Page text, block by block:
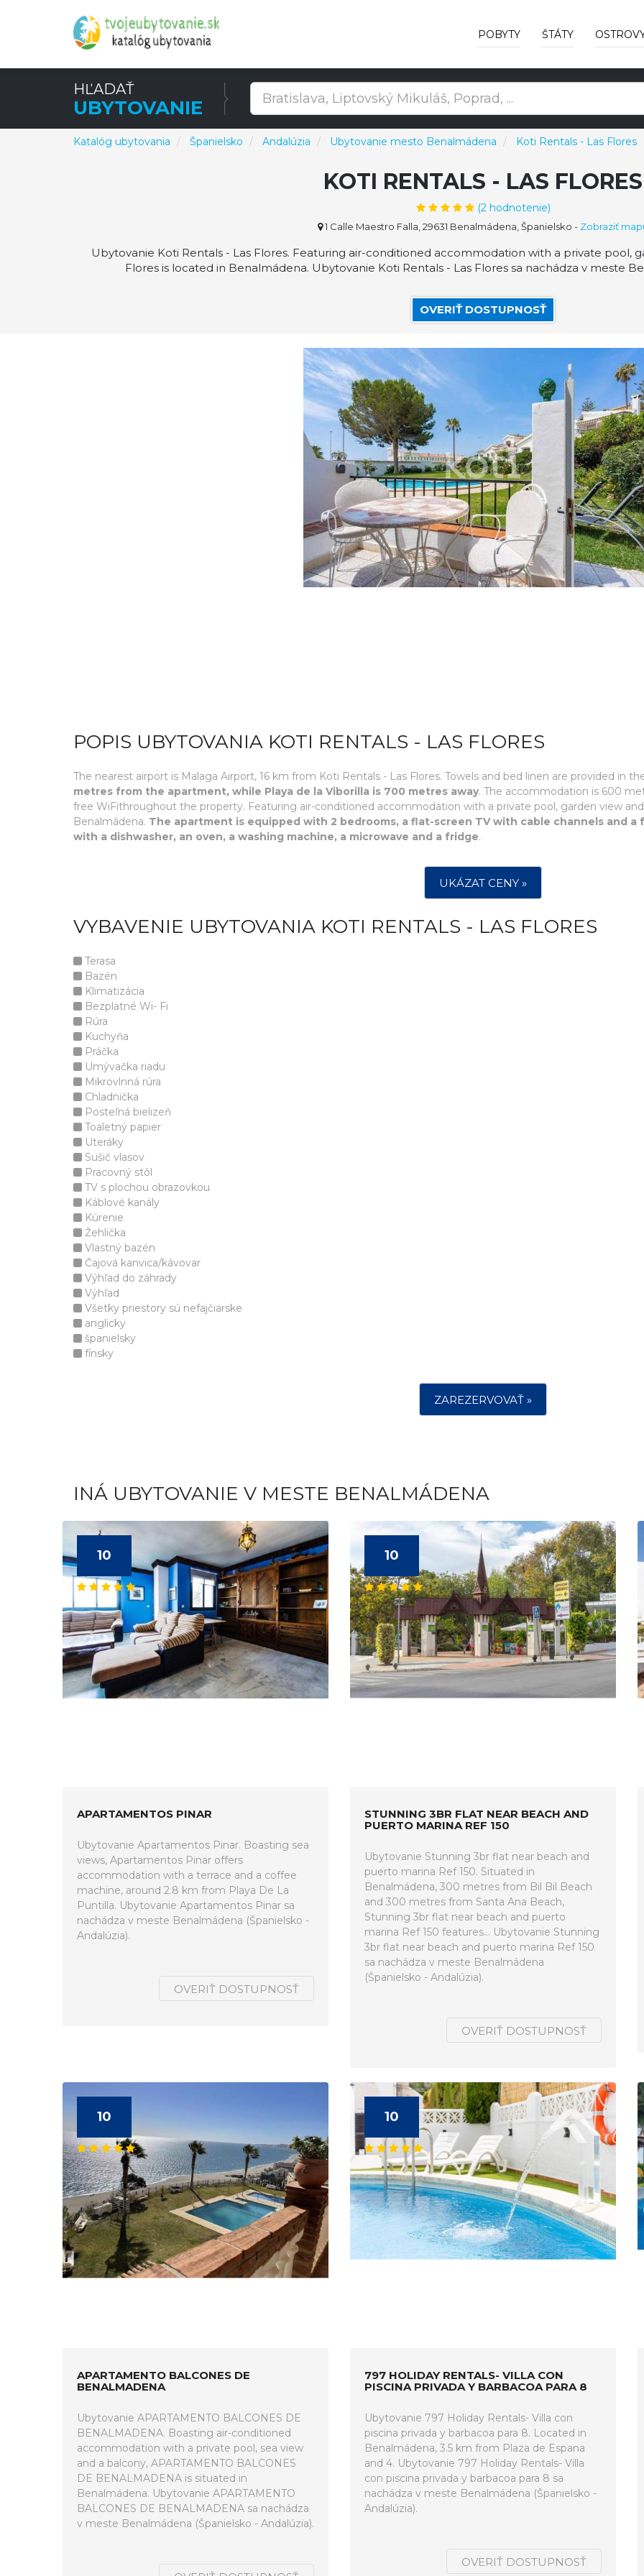
POBYTY ŠTÁTY
HĽADAŤ
UBYTOVANIE
Katalóg ubytovania Španielsko Andalúzia Ubytovanie mesto Benalmádena Koti Rentals - Las Flores
KOTI RENTALS - LAS FLORES
(2hodnotenie)
1 Calle Maestro Falla, 29631 Benalmádena, Španielsko - Zobraziť
Ubytovanie Koti Rentals - Las Flores. Featuring air-conditioned accommodation with a private pool,
Flores is located in Benalmádena. Ubytovanie Koti Rentals - Las Flores sa nachádza v meste
OVERIŤ DOSTUPNOSŤ
POPIS UBYTOVANIA KOTI RENTALS - LAS FLORES
The nearest airport is Malaga Airport, 16 km from Koti Rentals - Las Flores. Towels and bed linen are provided in
metres from the apartment, while Playa de la Viborilla is 700 metres away. The accommodation is 600
free WiFithroughout the property. Featuring air-conditioned accommodation with a private pool, garden view
Benalmádena. The apartment is equipped with 2 bedrooms, a flat-screen TV with cable channels and
with a dishwasher, an oven, a washing machine, a microwave and a fridge.
UKÁZAT CENY »
VYBAVENIE UBYTOVANIA KOTI RENTALS - LAS FLORES
Terasa
Bazén
Klimatizácia
Bezplatné Wi- Fi
Rúra
Kuchyňa
Práčka
Umývačka riadu
Mikrovlnná rúra
Chladnička
Posteľná bielizeň
Toaletný papier
Uteráky
Sušič vlasov
Pracovný stôl
TV s plochou obrazovkou
Káblové kanály
Kúrenie
Žehlička
Vlastný bazén
Čajová kanvica/kávovar
Výhľad do záhrady
Výhľad
Všetky priestory sú nefajčiarske
anglicky
španielsky
fínsky
ZAREZERVOVAŤ »
INÁ UBYTOVANIE V MESTE BENALMÁDENA
10
APARTAMENTOS PINAR
Ubytovanie Apartamentos Pinar. Boasting sea
views, Apartamentos Pinar offers
accommodation with a terrace and a coffee
machine, around 2.8 km from Playa De La
Puntilla. Ubytovanie Apartamentos Pinar sa
nachádza v meste Benalmádena (Španielsko -
Andalúzia).
OVERIŤ DOSTUPNOSŤ
10
STUNNING 3BR FLAT NEAR BEACH AND
PUERTO MARINA REF 150
Ubytovanie Stunning 3br flat near beach and
puerto marina Ref 150. Situated in
Benalmádena, 300 metres from Bil Bil Beach
and 300 metres from Santa Ana Beach,
Stunning 3br flat near beach and puerto
marina Ref 150 features... Ubytovanie Stunning
3br flat near beach and puerto marina Ref 150
sa nachádza v meste Benalmádena
(Španielsko - Andalúzia).
OVERIŤ DOSTUPNOSŤ
10
APARTAMENTO BALCONES DE
BENALMADENA
Ubytovanie APARTAMENTO BALCONES DE
BENALMADENA. Boasting air-conditioned
accommodation with a private pool, sea view
and a balcony, APARTAMENTO BALCONES
DE BENALMADENA is situated in
Benalmádena. Ubytovanie APARTAMENTO
BALCONES DE BENALMADENA sa nachádza
v meste Benalmádena (Španielsko - Andalúzia).
10
797 HOLIDAY RENTALS- VILLA CON
PISCINA PRIVADA Y BARBACOA PARA 8
Ubytovanie 797 Holiday Rentals- Villa con
piscina privada y barbacoa para 8. Located in
Benalmádena, 3.5 km from Plaza de Espana
and 4. Ubytovanie 797 Holiday Rentals- Villa
con piscina privada y barbacoa para 8 sa
nachádza v meste Benalmádena (Španielsko -
Andalúzia).
OVERIŤ DOSTUPNOSŤ